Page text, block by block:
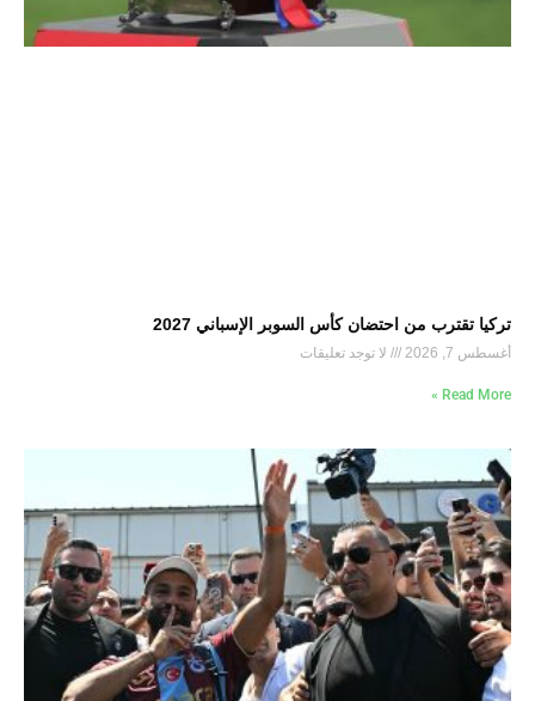
تركيا تقترب من احتضان كأس السوبر الإسباني 2027
أغسطس 7, 2026 لا توجد تعليقات
Read More »